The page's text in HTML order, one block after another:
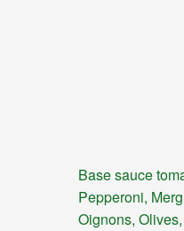
Base sauce
Pepperoni,
Oignons,